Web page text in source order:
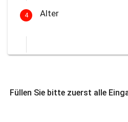
4 Alter
Füllen Sie bitte zuerst alle